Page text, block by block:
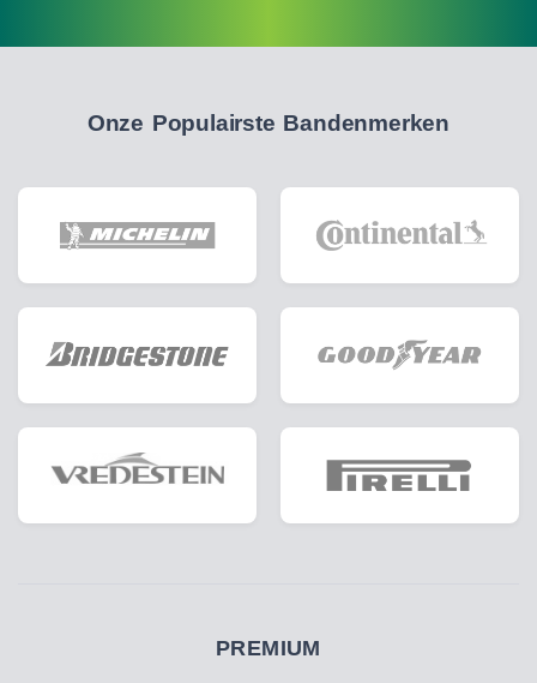
Onze Populairste Bandenmerken
PREMIUM